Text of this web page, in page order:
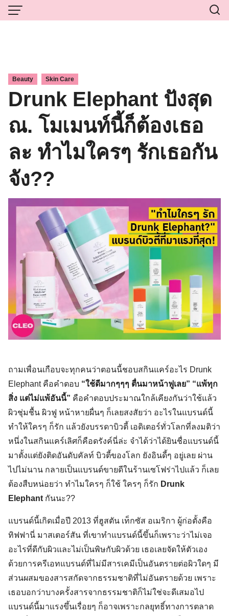
Skip
to
Beauty Skin Care
Drunk Elephant ปังสุด
ณ. โมเมนท์นี้ก็ต้องเธอ
ละ ทำไมใครๆ รักเธอกัน
จัง??
ถามเพื่อนเกือบจะทุกคนว่าตอนนี้ชอบสกินแคร์อะไร Drunk
Elephant คือคำตอบ “ใช้ดีมากๆๆๆ ตื่นมาหน้าฟูเลย” “แพ้ทุก
สิ่ง แต่ไม่แพ้อันนี้” คือคำตอบประมาณใกล้เคียงกันว่าใช้แล้ว
ผิวชุ่มชื้น ผิวฟู หน้าหายผื่นๆ ก็เลยสงสัยว่า อะไรในแบรนด์นี้
ทำให้ใครๆ ก็รัก แล้วยังบรรดาบิวตี้ เอดิเตอร์ทั่วโลกที่ลงมติว่า
หนึ่งในสกินแคร์เลิศก็คือดรังค์นี่ล่ะ จำได้ว่าได้ยินชื่อแบรนด์นี้
มาตั้งแต่ยังติดอันดับคัลท์ บิวตี้ของโลก ยังอินดี้ๆ อยู่เลย ผ่าน
ไปไม่นาน กลายเป็นแบรนด์ขายดีในร้านเซโฟร่าไปแล้ว ก็เลย
ต้องสืบหน่อยว่า ทำไมใครๆ ก็ใช้ ใครๆ ก็รัก Drunk
Elephant กันนะ??
แบรนด์นี้เกิดเมื่อปี 2013 ที่ฮูสตัน เท็กซัส อเมริกา ผู้ก่อตั้งคือ
ทิฟฟานี่ มาสเตอร์สัน ที่เขาทำแบรนด์นี้ขึ้นก็เพราะว่าไม่เจอ
อะไรที่ดีกับผิวและไม่เป็นพิษกับผิวด้วย เธอเลยจัดให้ตัวเอง
ด้วยการครีเอทแบรนด์ที่ไม่มีสารเคมีเป็นอันตรายต่อผิวใดๆ มี
ส่วนผสมของสารสกัดจากธรรมชาติที่ไม่อันตรายด้วย เพราะ
เธอบอกว่าบางครั้งสารจากธรรมชาติก็ไม่ใช่จะดีเสมอไป
แบรนด์นี้มาแรงขึ้นเรื่อยๆ ก็อาจเพราะกลยุทธิ์ทางการตลาด